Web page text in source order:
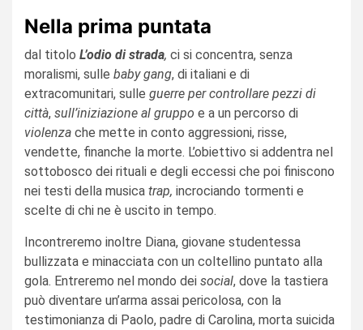
Nella prima puntata
dal titolo L’odio di strada, ci si concentra, senza
moralismi, sulle baby gang, di italiani e di
extracomunitari, sulle guerre per controllare pezzi di
città, sull’iniziazione al gruppo e a un percorso di
violenza che mette in conto aggressioni, risse,
vendette, finanche la morte. L’obiettivo si addentra nel
sottobosco dei rituali e degli eccessi che poi finiscono
nei testi della musica trap, incrociando tormenti e
scelte di chi ne è uscito in tempo.
Incontreremo inoltre Diana, giovane studentessa
bullizzata e minacciata con un coltellino puntato alla
gola. Entreremo nel mondo dei social, dove la tastiera
può diventare un’arma assai pericolosa, con la
testimonianza di Paolo, padre di Carolina, morta suicida